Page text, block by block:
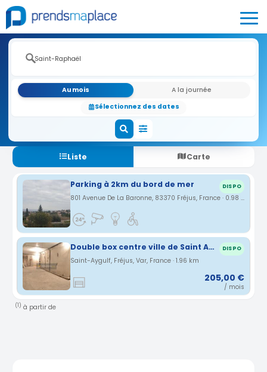
Au mois
A la journée
Sélectionnez des dates
Liste Carte
Parking à 2km du bord de mer DISPO
801 Avenue De La Baronne, 83370 Fréjus, France · 0.98 km
Double box centre ville de Saint Aygulf DISPO
Saint-Aygulf, Fréjus, Var, France · 1.96 km
205,00 €
/ mois
(1) à partir de